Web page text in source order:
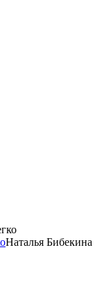
Наталья Бибекина